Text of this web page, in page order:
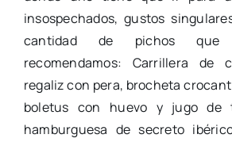
insospechados, gustos
cantidad de pichos que
recomendamos: Carrillera de
regaliz con pera, brocheta
boletus con huevo y jugo
hamburguesa de secreto